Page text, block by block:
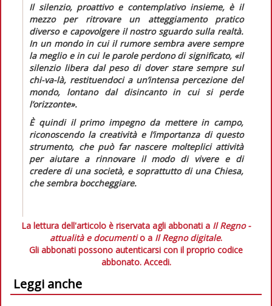
Il silenzio, proattivo e contemplativo insieme, è il
mezzo per ritrovare un atteggiamento pratico
diverso e capovolgere il nostro sguardo sulla realtà.
In un mondo in cui il rumore sembra avere sempre
la meglio e in cui le parole perdono di significato, «il
silenzio libera dal peso di dover stare sempre sul
chi-va-là, restituendoci a un’intensa percezione del
mondo, lontano dal disincanto in cui si perde
l’orizzonte».
È quindi il primo impegno da mettere in campo,
riconoscendo la creatività e l’importanza di questo
strumento, che può far nascere molteplici attività
per aiutare a rinnovare il modo di vivere e di
credere di una società, e soprattutto di una Chiesa,
che sembra boccheggiare.
La lettura dell'articolo è riservata agli abbonati a Il Regno -
attualità e documentio a Il Regno digitale.
Gli abbonati possono autenticarsi con il proprio codice
abbonato. Accedi.
Leggi anche